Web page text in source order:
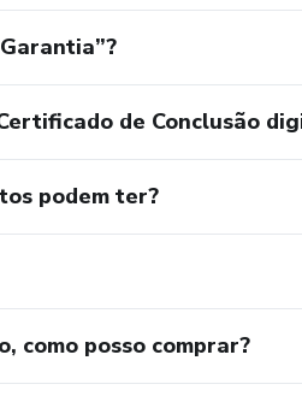
de Conclusão
podem ter?
como posso comprar?